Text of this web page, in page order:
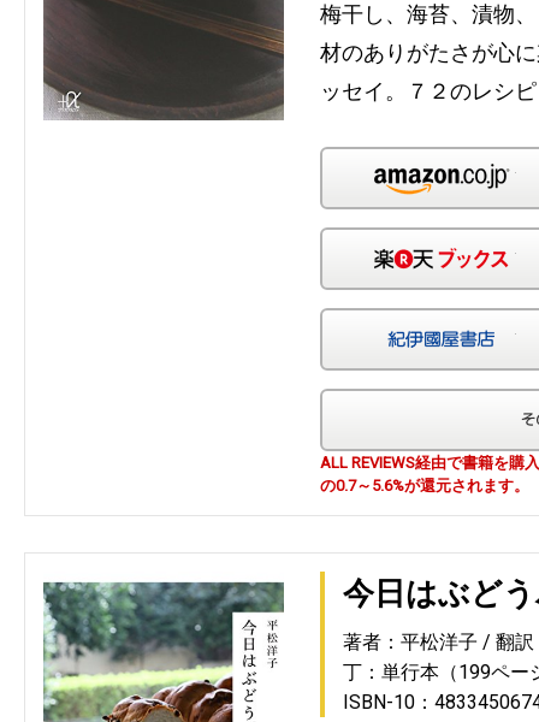
梅干し、海苔、漬物
材のありがたさが心
ッセイ。７２のレシ
ALL REVIEWS経由で書籍を購
の0.7～5.6%が還元されます。
今日はぶど
著者：平松洋子
翻
丁：単行本（199ペー
ISBN-10：